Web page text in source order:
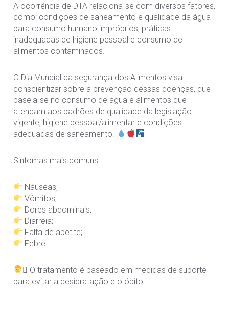
A ocorrência de DTA relaciona-se com diversos fatores,
como: condições de saneamento e qualidade da água
para consumo humano impróprios; práticas
inadequadas de higiene pessoal e consumo de
alimentos contaminados.
O Dia Mundial da segurança dos Alimentos visa
conscientizar sobre a prevenção dessas doenças, que
baseia-se no consumo de água e alimentos que
atendam aos padrões de qualidade da legislação
vigente, higiene pessoal/alimentar e condições
adequadas de saneamento.
Sintomas mais comuns:
Náuseas;
Vômitos;
Dores abdominais;
Diarreia;
Falta de apetite;
Febre.
‍⚕ O tratamento é baseado em medidas de suporte
para evitar a desidratação e o óbito.